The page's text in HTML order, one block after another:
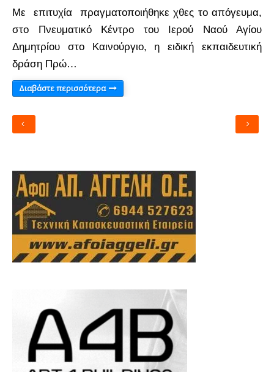
Με επιτυχία πραγματοποιήθηκε χθες το απόγευμα,
στο Πνευματικό Κέντρο του Ιερού Ναού Αγίου
Δημητρίου στο Καινούργιο, η ειδική εκπαιδευτική
δράση Πρώ…
Διαβάστε περισσότερα